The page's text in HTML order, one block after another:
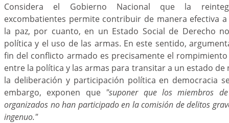
Considera el Gobierno Nacional que la
excombatientes permite contribuir de manera efectiva
la paz, por cuanto, en un Estado Social de Derecho
política y el uso de las armas. En este sentido,
fin del conflicto armado es precisamente el
entre la política y las armas para transitar a un estado
la deliberación y participación política en democracia
embargo, exponen que "suponer que los miembros
organizados no han participado en la comisión de delitos
ingenuo."